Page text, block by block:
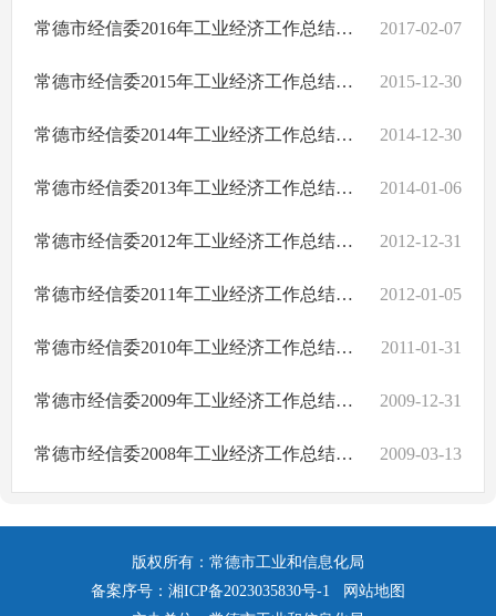
常德市经信委2016年工业经济工作总结及2017年工业经济工作思路 2017-02-07
常德市经信委2015年工业经济工作总结及2016年工业经济工作思路 2015-12-30
常德市经信委2014年工业经济工作总结及2015年工业经济工作思路 2014-12-30
常德市经信委2013年工业经济工作总结及2014年工业经济工作思路 2014-01-06
常德市经信委2012年工业经济工作总结及2013年工业经济工作思路 2012-12-31
常德市经信委2011年工业经济工作总结及2012年工业经济工作思路 2012-01-05
常德市经信委2010年工业经济工作总结及2011年工业经济工作思路 2011-01-31
常德市经信委2009年工业经济工作总结及2010年工业经济工作思路 2009-12-31
常德市经信委2008年工业经济工作总结及2009年工业经济工作思路 2009-03-13
版权所有：常德市工业和信息化局
备案序号： 湘ICP备2023035830号-1
网站地图